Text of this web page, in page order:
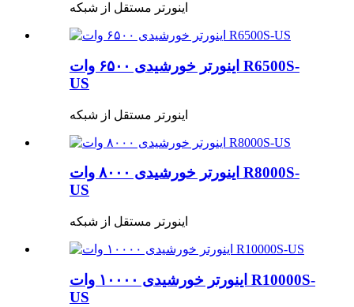
اینورتر مستقل از شبکه
اینورتر خورشیدی ۶۵۰۰ وات R6500S-
US
اینورتر مستقل از شبکه
اینورتر خورشیدی ۸۰۰۰ وات R8000S-
US
اینورتر مستقل از شبکه
اینورتر خورشیدی ۱۰۰۰۰ وات R10000S-
US